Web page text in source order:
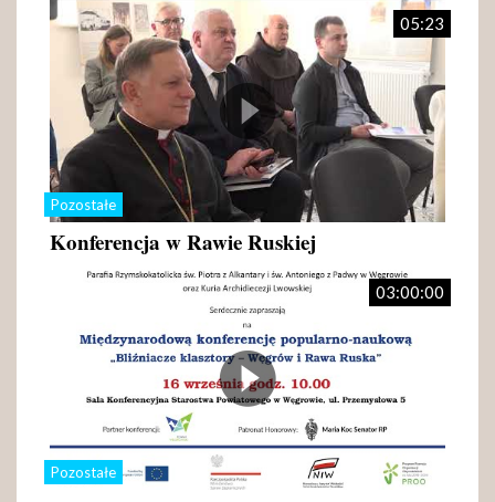
Pozostałe
05:23
Konferencja w Rawie Ruskiej
Pozostałe
03:00:00